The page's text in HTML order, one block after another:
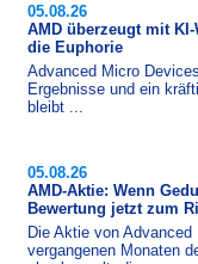
05.08.26
AMD überzeugt mit
die Euphorie
Advanced Micro
Ergebnisse und ein
bleibt ...
05.08.26
AMD-Aktie: Wenn
Bewertung jetzt zum
Die Aktie von
vergangenen Monaten